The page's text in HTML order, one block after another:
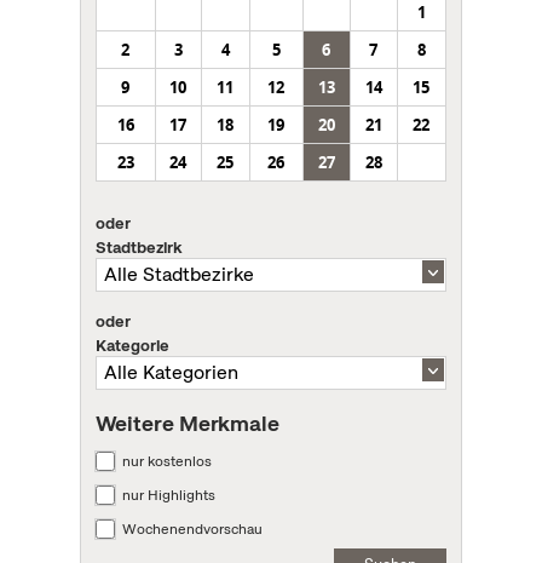
1
2
3 4 5 6 7
8
9
10 11 12 13 14
15
16
17 18 19 20 21
22
23
24 25 26 27 28
oder
Stadtbezirk
oder
Kategorie
Weitere Merkmale
nur kostenlos
nur Highlights
Wochenendvorschau